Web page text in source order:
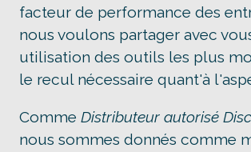
facteur de performance des
nous voulons partager avec
utilisation des outils les plus
le recul nécessaire quant'à
Comme Distributeur autorisé
nous sommes donnés comme